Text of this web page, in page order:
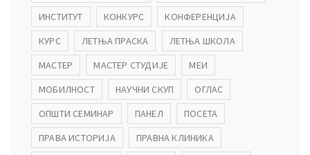
ИНСТИТУТ
КОНКУРС
КОНФЕРЕНЦИЈА
КУРС
ЛЕТЊА ПРАСКА
ЛЕТЊА ШКОЛА
МАСТЕР
МАСТЕР СТУДИЈЕ
МЕИ
МОБИЛНОСТ
НАУЧНИ СКУП
ОГЛАС
ОПШТИ СЕМИНАР
ПАНЕЛ
ПОСЕТА
ПРАВА ИСТОРИЈА
ПРАВНА КЛИНИКА